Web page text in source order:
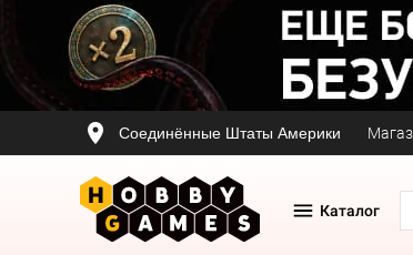
Соединённые Штаты Америки
Каталог